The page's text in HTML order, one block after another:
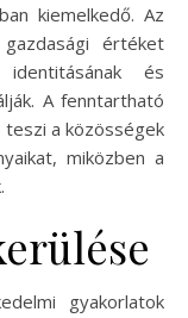
kiemelkedő. Az
értéket
és
A fenntartható
teszi a közösségek
miközben a
gyakorlatok